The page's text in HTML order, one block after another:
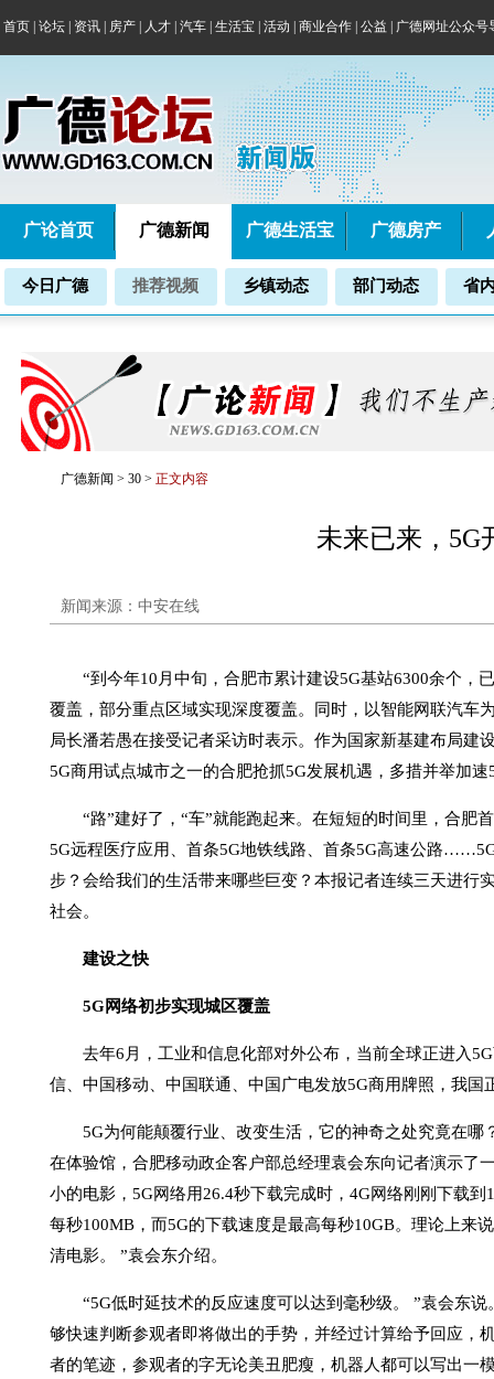
首页 论坛 资讯 房产 人才 汽车 生活宝 活动 商业合作 公益 广德网址公众号
广论首页 广德新闻 广德生活宝 广德房产
今日广德 推荐视频 乡镇动态 部门动态 省
广德新闻 > 30 > 正文内容
未来已来，5G
新闻来源：中安在线
“到今年10月中旬，合肥市累计建设5G基站6300余个，
覆盖，部分重点区域实现深度覆盖。同时，以智能网联汽车
局长潘若愚在接受记者采访时表示。作为国家新基建布局建
5G商用试点城市之一的合肥抢抓5G发展机遇，多措并举加
“路”建好了，“车”就能跑起来。在短短的时间里，合肥
5G远程医疗应用、首条5G地铁线路、首条5G高速公路
步？会给我们的生活带来哪些巨变？本报记者连续三天进
社会。
建设之快
5G网络初步实现城区覆盖
去年6月，工业和信息化部对外公布，当前全球正进入5G
信、中国移动、中国联通、中国广电发放5G商用牌照，我国
5G为何能颠覆行业、改变生活，它的神奇之处究竟在哪
在体验馆，合肥移动政企客户部总经理袁会东向记者演示了
小的电影，5G网络用26.4秒下载完成时，4G网络刚刚下载
每秒100MB，而5G的下载速度是最高每秒10GB。理论上来
清电影。 ”袁会东介绍。
“5G低时延技术的反应速度可以达到毫秒级。 ”袁会东说
够快速判断参观者即将做出的手势，并经过计算给予回应，
者的笔迹，参观者的字无论美丑肥瘦，机器人都可以写出一